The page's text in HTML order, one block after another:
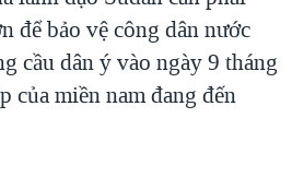
để bảo vệ công dân nước
cầu dân ý vào ngày 9 tháng
của miền nam đang đến